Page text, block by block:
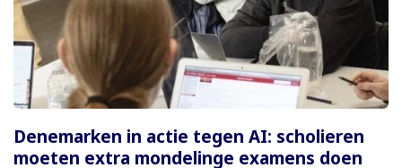
Denemarken in actie tegen AI: scholieren
moeten extra mondelinge examens doen